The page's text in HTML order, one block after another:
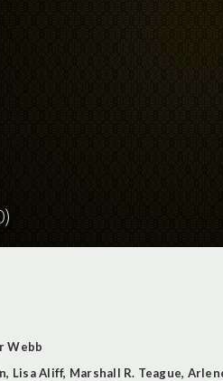
Webb
, Lisa Aliff, Marshall R. Teague,